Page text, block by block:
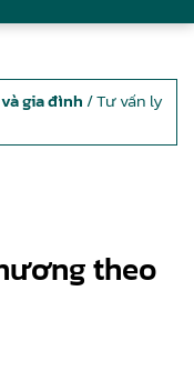
gia đình / Tư vấn ly
theo